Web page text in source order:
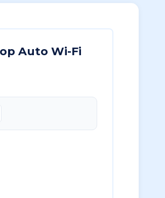
Auto Wi-Fi